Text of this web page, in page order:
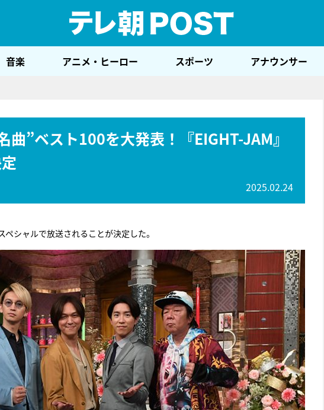
音楽 アニメ・ヒーロー スポーツ アナウンサー
”ベスト100を大発表！『EIGHT-JAM』
2025.02.24
シャルで放送されることが決定した。
『アイ＝ラブ！げーみんぐ』＝LOV
E齋藤樹愛羅＆佐々木舞香SPインタ
ビュー